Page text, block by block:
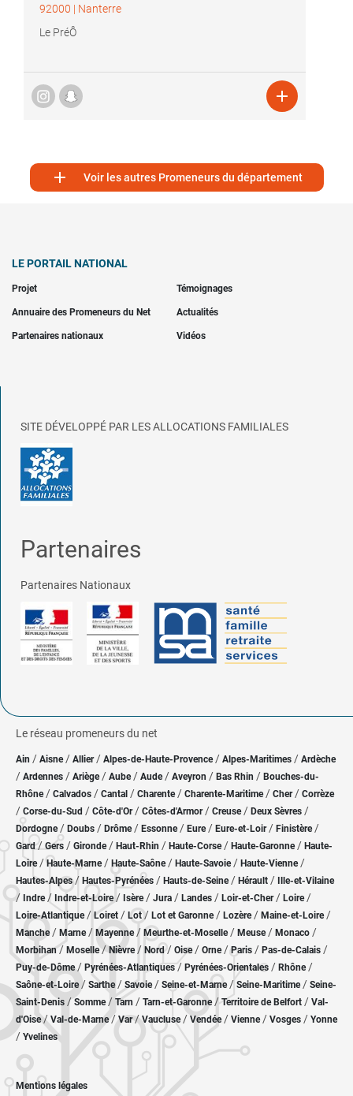
92000 | Nanterre
Le PréÔ

 Voir les autres Promeneurs du département
LE PORTAIL NATIONAL
Projet Témoignages
Annuaire des Promeneurs du Net Actualités
Partenaires nationaux Vidéos
SITE DÉVELOPPÉ PAR LES ALLOCATIONS FAMILIALES
Partenaires
Partenaires Nationaux
Le réseau promeneurs du net
Ain / Aisne/ Allier/ Alpes-de-Haute-Provence / Alpes-Maritimes / Ardèche
/ Ardennes / Ariège/ Aube/ Aude / Aveyron / Bas Rhin / Bouches-du-
Rhône/ Calvados / Cantal / Charente / Charente-Maritime/ Cher / Corrèze
/ Corse-du-Sud / Côte-d'Or / Côtes-d'Armor/ Creuse/ Deux Sèvres /
Dordogne/ Doubs / Drôme/ Essonne / Eure/ Eure-et-Loir / Finistère/
Gard/ Gers / Gironde/ Haut-Rhin / Haute-Corse/ Haute-Garonne/ Haute-
Loire/Haute-Marne/ Haute-Saône/ Haute-Savoie/ Haute-Vienne/
Hautes-Alpes/ Hautes-Pyrénées / Hauts-de-Seine/ Hérault / Ille-et-Vilaine
/ Indre/ Indre-et-Loire/ Isère/ Jura / Landes / Loir-et-Cher/ Loire/
Loire-Atlantique/ Loiret / Lot/ Lot et Garonne/ Lozère / Maine-et-Loire/
Manche/ Marne/ Mayenne/ Meurthe-et-Moselle/ Meuse/ Monaco /
Morbihan/ Moselle/ Nièvre / Nord/ Oise / Orne/Paris / Pas-de-Calais /
Puy-de-Dôme/ Pyrénées-Atlantiques / Pyrénées-Orientales / Rhône/
Saône-et-Loire/ Sarthe/ Savoie/ Seine-et-Marne/ Seine-Maritime/ Seine-
Saint-Denis /Somme/ Tarn / Tarn-et-Garonne/Territoire de Belfort / Val-
d'Oise/ Val-de-Marne/Var/Vaucluse/ Vendée/ Vienne/ Vosges / Yonne
/ Yvelines
Mentions légales